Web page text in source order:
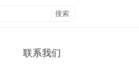
联系我们